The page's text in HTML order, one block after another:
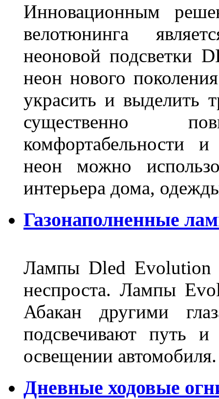
Инновационным
велотюнинга
неоновой подсветки
неон нового
украсить и выделить
существенно
комфортабельности
неон можно
интерьера дома,
Газонаполненные
Лампы Dled Evolution
неспроста. Лампы
Абакан другими
подсвечивают путь
освещении автомобиля.
Дневные ходовые